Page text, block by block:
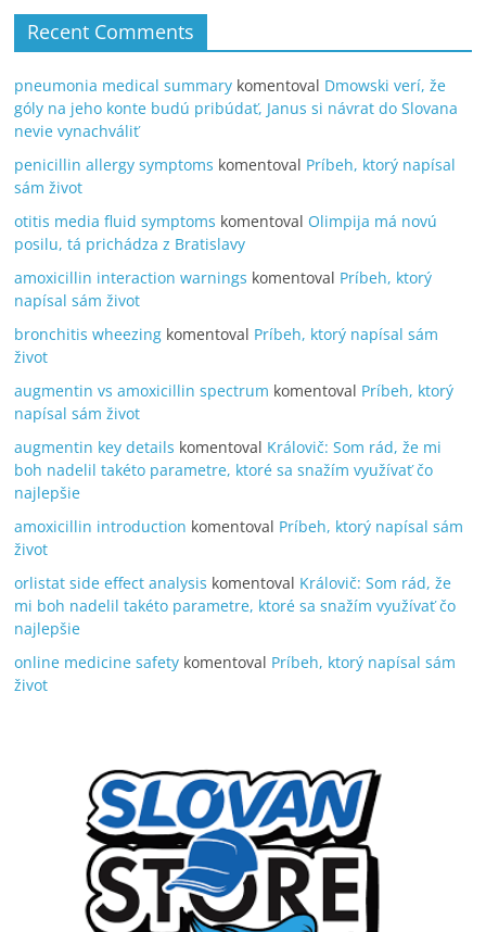
Recent Comments
pneumonia medical summary komentoval Dmowski verí, že
góly na jeho konte budú pribúdať, Janus si návrat do Slovana
nevie vynachváliť
penicillin allergy symptoms komentoval Príbeh, ktorý napísal
sám život
otitis media fluid symptoms komentoval Olimpija má novú
posilu, tá prichádza z Bratislavy
amoxicillin interaction warnings komentoval Príbeh, ktorý
napísal sám život
bronchitis wheezing komentoval Príbeh, ktorý napísal sám
život
augmentin vs amoxicillin spectrum komentoval Príbeh, ktorý
napísal sám život
augmentin key details komentoval Královič: Som rád, že mi
boh nadelil takéto parametre, ktoré sa snažím využívať čo
najlepšie
amoxicillin introduction komentoval Príbeh, ktorý napísal sám
život
orlistat side effect analysis komentoval Královič: Som rád, že
mi boh nadelil takéto parametre, ktoré sa snažím využívať čo
najlepšie
online medicine safety komentoval Príbeh, ktorý napísal sám
život